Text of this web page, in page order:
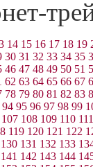
14 15 16 17 18 19
30 31 32 33 34 35
46 47 48 49 50 51
62 63 64 65 66 67
78 79 80 81 82 83
94 95 96 97 98 99
107 108 109 110 111
119 120 121 122
130 131 132 133
141 142 143 144